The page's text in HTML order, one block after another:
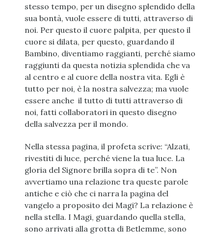
stesso tempo, per un disegno splendido della
sua bontà, vuole essere di tutti, attraverso di
noi. Per questo il cuore palpita, per questo il
cuore si dilata, per questo, guardando il
Bambino, diventiamo raggianti, perché siamo
raggiunti da questa notizia splendida che va
al centro e al cuore della nostra vita. Egli è
tutto per noi, è la nostra salvezza; ma vuole
essere anche il tutto di tutti attraverso di
noi, fatti collaboratori in questo disegno
della salvezza per il mondo.
Nella stessa pagina, il profeta scrive: “Alzati,
rivestiti di luce, perché viene la tua luce. La
gloria del Signore brilla sopra di te”. Non
avvertiamo una relazione tra queste parole
antiche e ciò che ci narra la pagina del
vangelo a proposito dei Magi? La relazione è
nella stella. I Magi, guardando quella stella,
sono arrivati alla grotta di Betlemme, sono